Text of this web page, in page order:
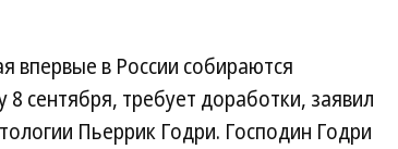
впервые в России собираются
сентября, требует доработки, заявил
Пьеррик Годри. Господин Годри